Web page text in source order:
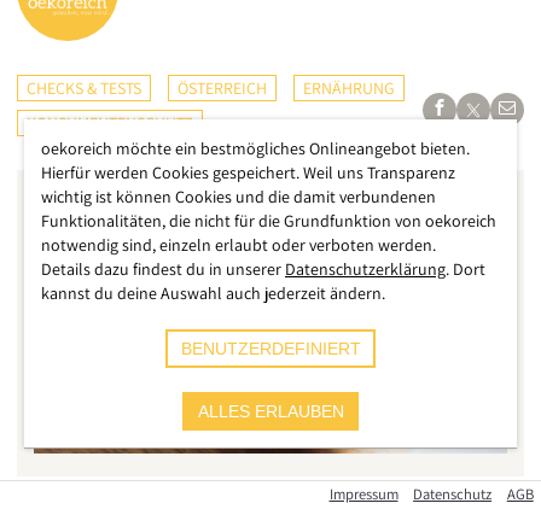
CHECKS & TESTS ÖSTERREICH
ERNÄHRUNG
KONSUMENTENSCHUTZ
Impressum Datenschutz AGB
oekoreich möchte ein bestmögliches Onlineangebot bieten.
Hierfür werden Cookies gespeichert. Weil uns Transparenz
wichtig ist können Cookies und die damit verbundenen
Funktionalitäten, die nicht für die Grundfunktion von oekoreich
notwendig sind, einzeln erlaubt oder verboten werden.
Details dazu findest du in unserer Datenschutzerklärung. Dort
kannst du deine Auswahl auch jederzeit ändern.
BENUTZERDEFINIERT
ALLES ERLAUBEN